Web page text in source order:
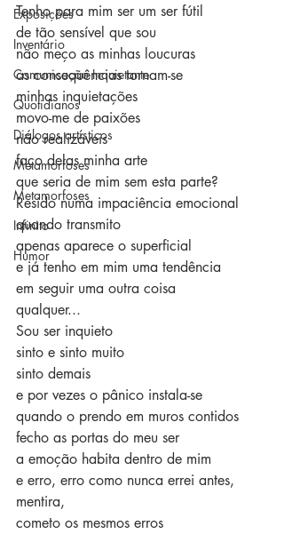
Exposições
Inventário
Comunicação Inquietante
Quotidianos
Diálogos artísticos
Metamorfoses
Metamorfoses
Infinito
Humor
Tenho para mim ser um ser fútil
de tão sensível que sou
não meço as minhas loucuras
as consequências tornam-se
minhas inquietações
movo-me de paixões
não realizáveis
faço delas minha arte
que seria de mim sem esta parte?
Resido numa impaciência emocional
quando transmito
apenas aparece o superficial
e já tenho em mim uma tendência
em seguir uma outra coisa
qualquer...
Sou ser inquieto
sinto e sinto muito
sinto demais
e por vezes o pânico instala-se
quando o prendo em muros contidos
fecho as portas do meu ser
a emoção habita dentro de mim
e erro, erro como nunca errei antes,
mentira,
cometo os mesmos erros